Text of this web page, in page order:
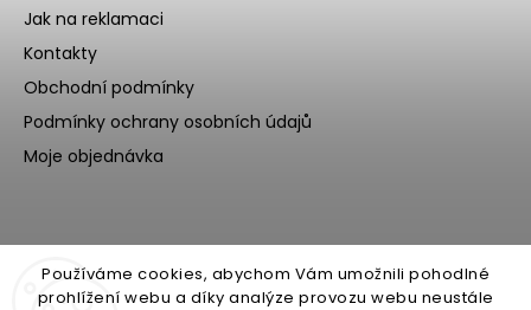
Používáme cookies, abychom Vám umožnili pohodlné
prohlížení webu a díky analýze provozu webu neustále
Jak na reklamaci
Kontakty
Obchodní podmínky
Podmínky ochrany osobních údajů
Moje objednávka